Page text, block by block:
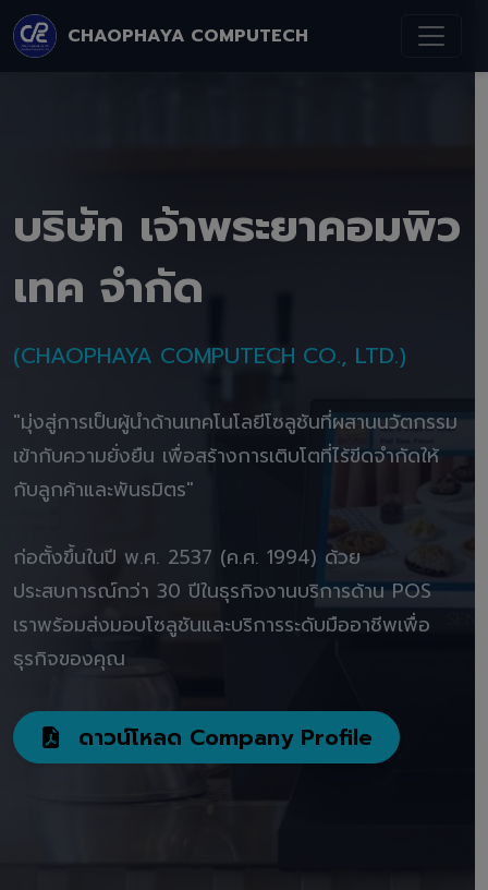
CHAOPHAYA COMPUTECH
บริษัท เจ้าพระยาคอมพิว
เทค จำกัด
(CHAOPHAYA COMPUTECH CO., LTD.)
"มุ่งสู่การเป็นผู้นำด้านเทคโนโลยีโซลูชันที่ผสานนวัตกรรม
เข้ากับความยั่งยืน เพื่อสร้างการเติบโตที่ไร้ขีดจำกัดให้
กับลูกค้าและพันธมิตร"
ก่อตั้งขึ้นในปี พ.ศ. 2537 (ค.ศ. 1994) ด้วย
ประสบการณ์กว่า 30 ปีในธุรกิจงานบริการด้าน POS
เราพร้อมส่งมอบโซลูชันและบริการระดับมืออาชีพเพื่อ
ธุรกิจของคุณ
ดาวน์โหลด Company Profile